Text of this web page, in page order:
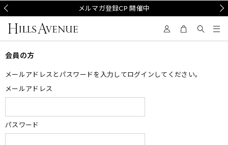
メルマガ登録CP 開催中
会員の方
メールアドレスとパスワードを入力してログインしてください。
メールアドレス
パスワード